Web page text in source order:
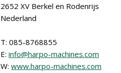
2652 XV Berkel en Rodenrijs
Nederland
T: 085-8768855
E: info@harpo-machines.com
W: www.harpo-machines.com